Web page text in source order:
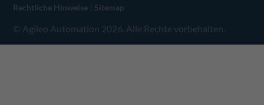
Rechtliche Hinweise | Sitemap
© Agileo Automation 2026. Alle Rechte vorbehalten.